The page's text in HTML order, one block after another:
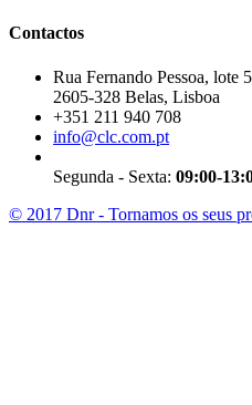
Contactos
Rua Fernando Pessoa, lote
2605-328 Belas, Lisboa
+351 211 940 708
info@clc.com.pt
Segunda - Sexta: 09:00-
© 2017 Dnr - Tornamos os seus